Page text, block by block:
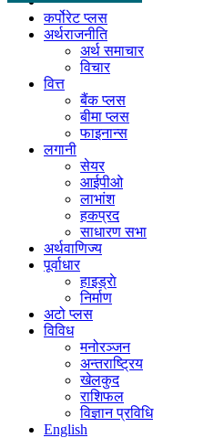
कर्पोरेट प्लस
अर्थराजनीति
अर्थ समाचार
विचार
वित्त
बैंक प्लस
बीमा प्लस
फाइनान्स
लगानी
सेयर
आईपीओ
लाभांश
हकप्रद
साधारण सभा
अर्थवाणिज्य
पूर्वाधार
हाइड्राे
निर्माण
अटो प्लस
विविध
मनोरञ्जन
अन्तराष्ट्रिय
खेलकुद
राशिफल
विज्ञान प्रविधि
English